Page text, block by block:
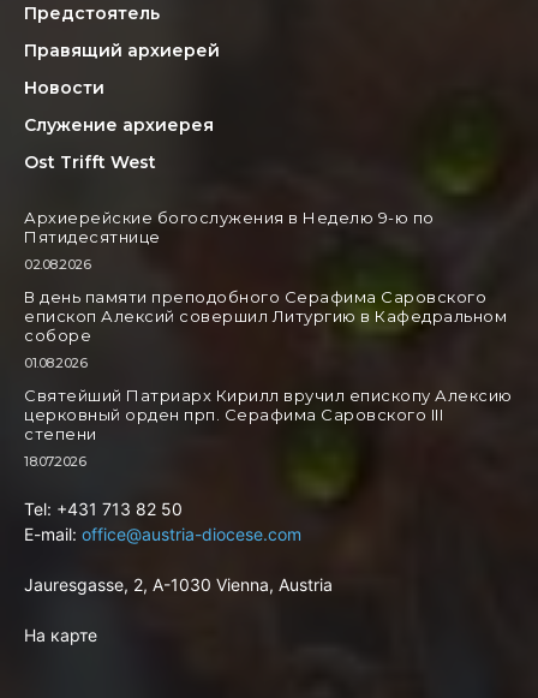
Предстоятель
Правящий архиерей
Новости
Служение архиерея
Ost Trifft West
Архиерейские богослужения в Неделю 9-ю по
Пятидесятнице
02.08.2026
В день памяти преподобного Серафима Саровского
епископ Алексий совершил Литургию в Кафедральном
соборе
01.08.2026
Святейший Патриарх Кирилл вручил епископу Алексию
церковный орден прп. Серафима Саровского III
степени
18.07.2026
Tel: +431 713 82 50
E-mail: office@austria-diocese.com
Jauresgasse, 2, A-1030 Vienna, Austria
На карте